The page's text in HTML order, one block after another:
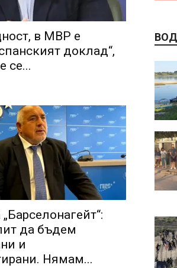
в МВР е
доклад“,
се...
да бъдем
и
Нямам...